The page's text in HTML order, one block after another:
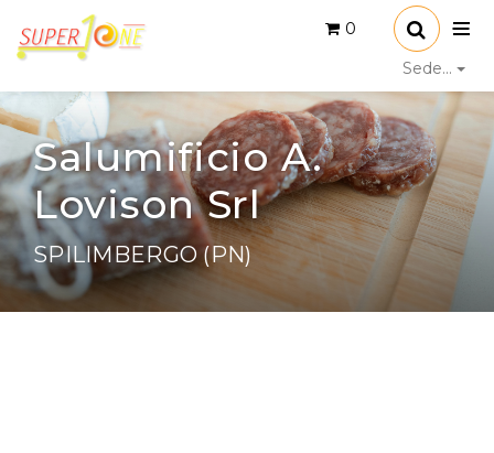
0
Sede...
Salumificio A.
Lovison Srl
SPILIMBERGO (PN)